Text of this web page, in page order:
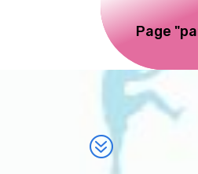
Page
?